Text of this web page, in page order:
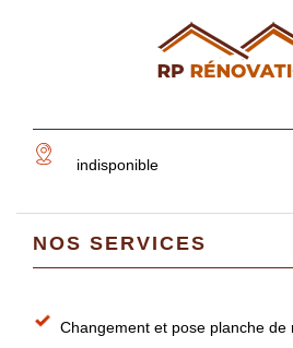
indisponible
NOS SERVICES
Changement et pose planche de